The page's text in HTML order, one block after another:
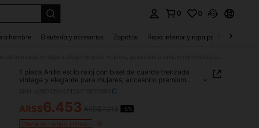
0 0
hombre Bisutería y accesorios Zapatos Ropa interior y ropa para dormir
1 pieza Anillo estilo reloj con bisel de cuerda trenzada
vintage y elegante para mujeres, accesorio premium
minimalista para atuendo diario
PRICE AND AVAILABILITY
ARS$6.453 -8%
Oferta de tiempo limitado